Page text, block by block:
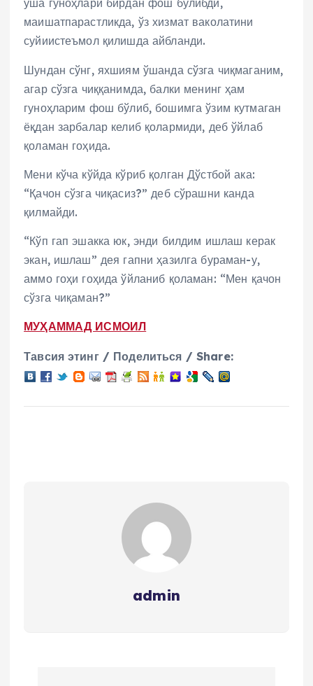
ўша гуноҳлари бирдан фош бўлибди,
маишатпарастликда, ўз хизмат ваколатини
суйиистеъмол қилишда айбланди.
Шундан сўнг, яхшиям ўшанда сўзга чиқмаганим,
агар сўзга чиққанимда, балки менинг ҳам
гуноҳларим фош бўлиб, бошимга ўзим кутмаган
ёқдан зарбалар келиб қолармиди, деб ўйлаб
қоламан гоҳида.
Мени кўча кўйда кўриб қолган Дўстбой ака:
“Қачон сўзга чиқасиз?” деб сўрашни канда
қилмайди.
“Кўп гап эшакка юк, энди билдим ишлаш керак
экан, ишлаш” дея гапни ҳазилга бураман-у,
аммо гоҳи гоҳида ўйланиб қоламан: “Мен қачон
сўзга чиқаман?”
МУҲАММАД ИСМОИЛ
Тавсия этинг / Поделиться / Share:
admin